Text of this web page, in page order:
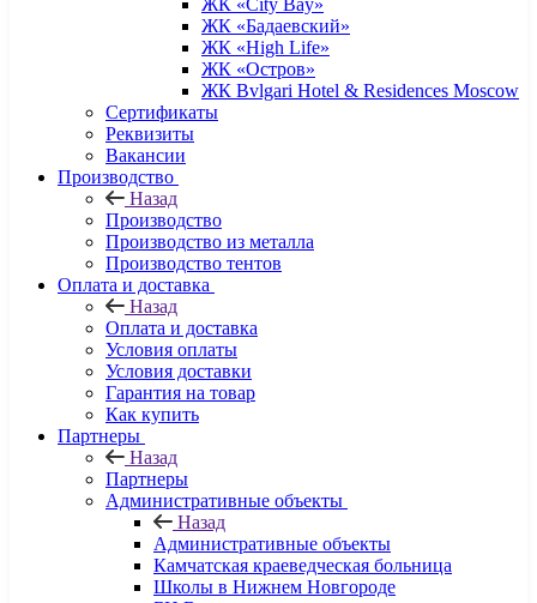
ЖК «City Bay»
ЖК «Бадаевский»
ЖК «High Life»
ЖК «Остров»
ЖК Bvlgari Hotel & Residences Moscow
Сертификаты
Реквизиты
Вакансии
Производство
Назад
Производство
Производство из металла
Производство тентов
Оплата и доставка
Назад
Оплата и доставка
Условия оплаты
Условия доставки
Гарантия на товар
Как купить
Партнеры
Назад
Партнеры
Административные объекты
Назад
Административные объекты
Камчатская краеведческая больница
Школы в Нижнем Новгороде